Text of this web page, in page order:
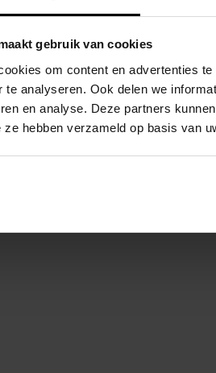
gebruik van cookies
om content en advertenties
te analyseren. Ook delen we
en analyse. Deze partners
ze hebben verzameld op basis van